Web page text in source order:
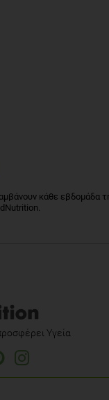
κάθε εβδομάδα
Υγεία